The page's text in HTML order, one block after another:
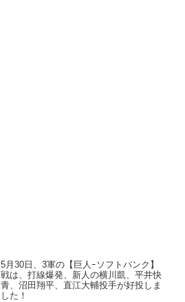
5月30日、3軍の【巨人ｰソフトバンク】
戦は、打線爆発、新人の横川凱、平井快
青、沼田翔平、直江大輔投手が好投しま
した！